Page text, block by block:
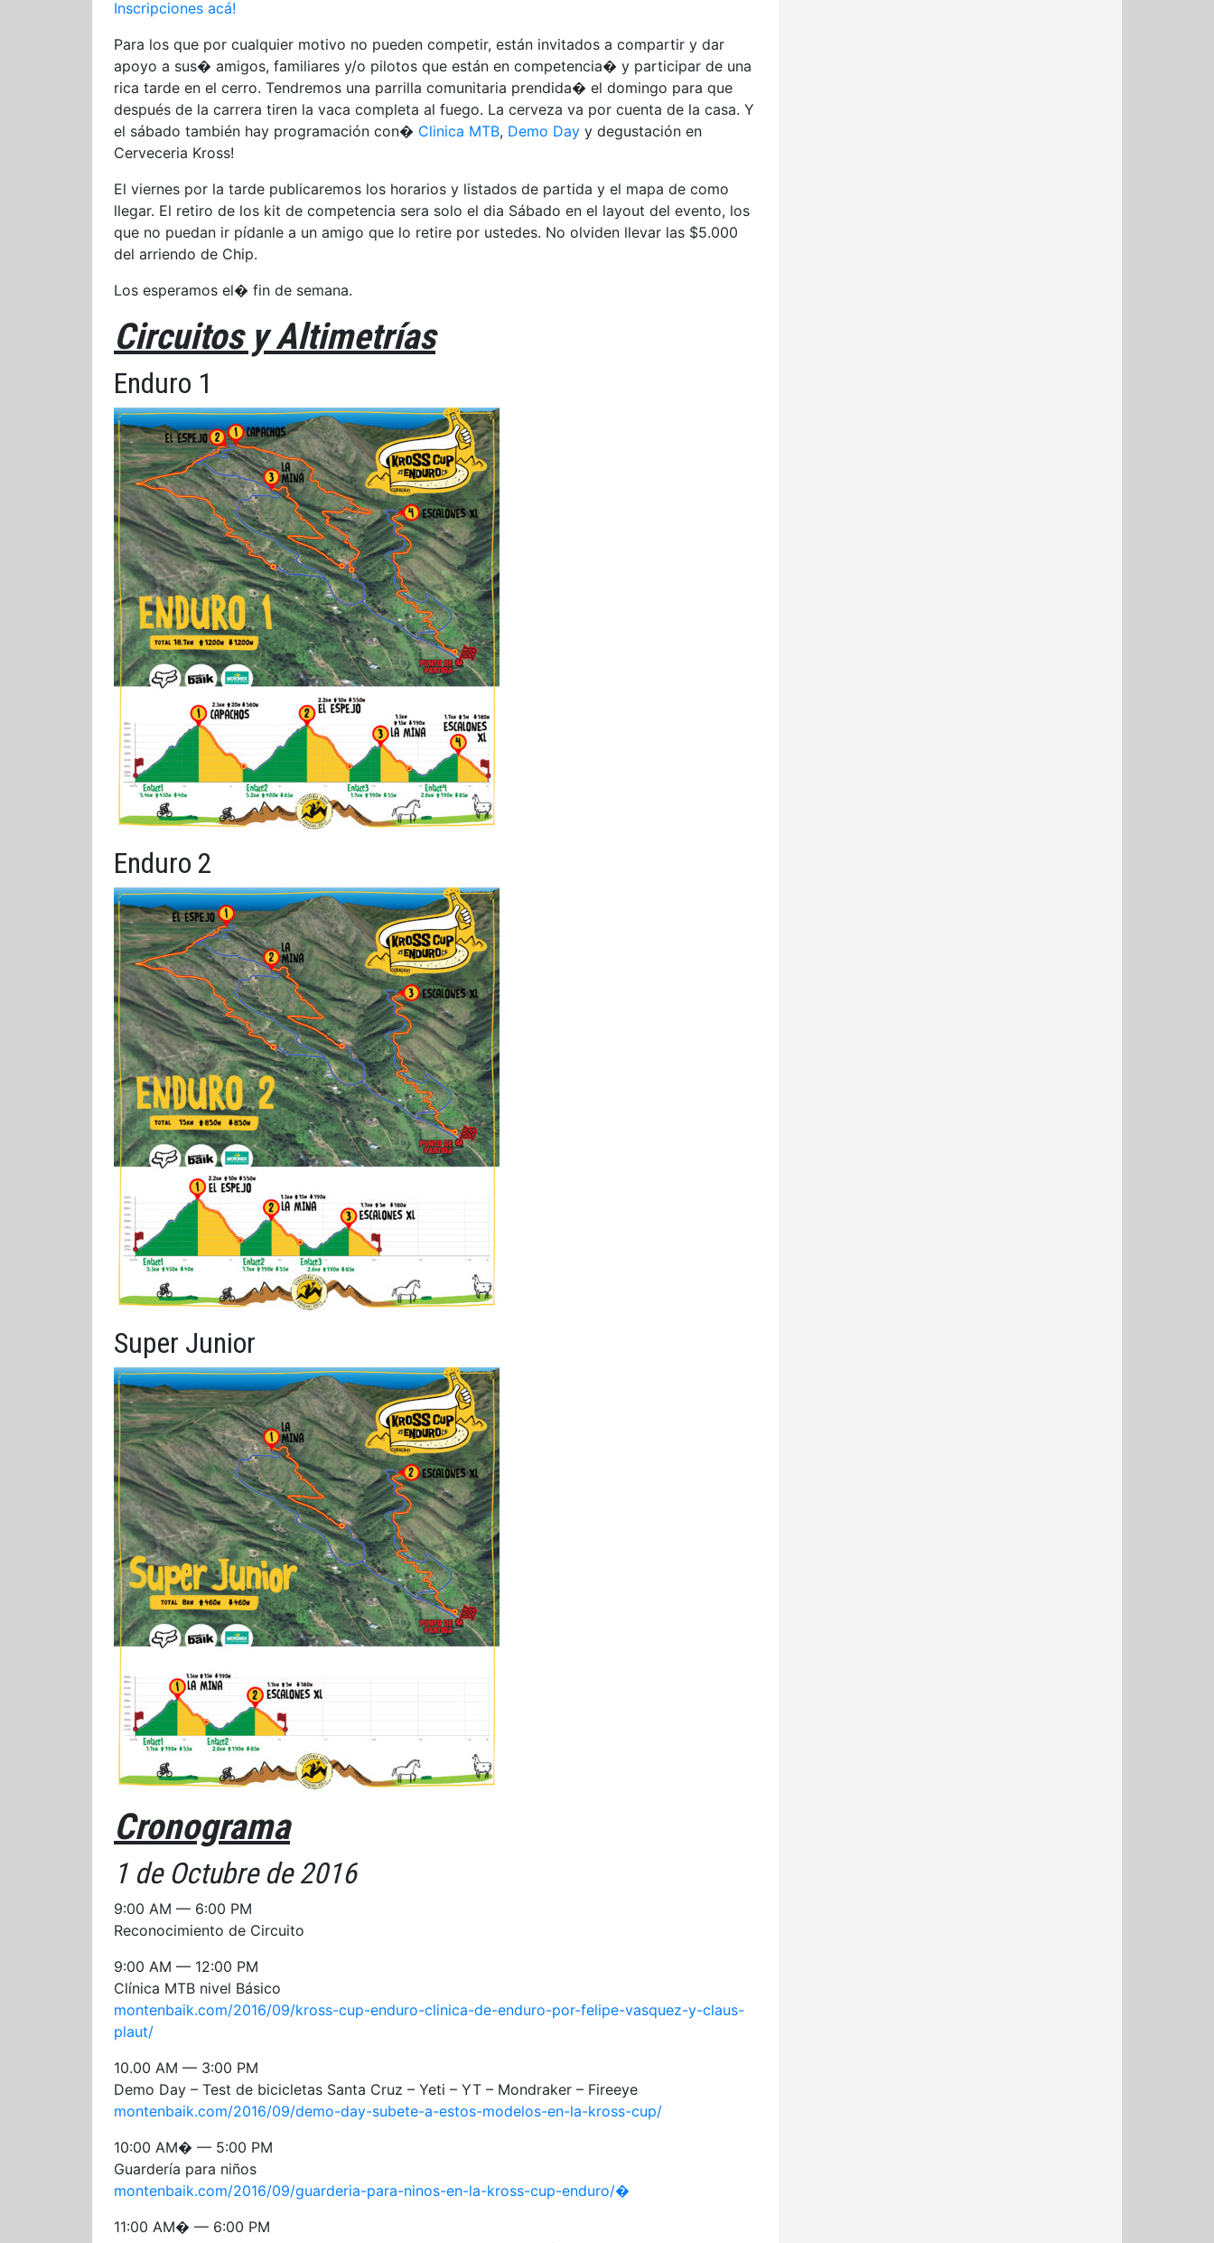
Inscripciones acá!
Para los que por cualquier motivo no pueden competir, están invitados a compartir y dar
apoyo a sus� amigos, familiares y/o pilotos que están en competencia� y participar de una
rica tarde en el cerro. Tendremos una parrilla comunitaria prendida� el domingo para que
después de la carrera tiren la vaca completa al fuego. La cerveza va por cuenta de la casa. Y
el sábado también hay programación con� Clinica MTB, Demo Day y degustación en
Cerveceria Kross!
El viernes por la tarde publicaremos los horarios y listados de partida y el mapa de como
llegar. El retiro de los kit de competencia sera solo el dia Sábado en el layout del evento, los
que no puedan ir pídanle a un amigo que lo retire por ustedes. No olviden llevar las $5.000
del arriendo de Chip.
Los esperamos el� fin de semana.
Circuitos y Altimetrías
Enduro 1
Enduro 2
Super Junior
Cronograma
1 de Octubre de 2016
9:00 AM — 6:00 PM
Reconocimiento de Circuito
9:00 AM — 12:00 PM
Clínica MTB nivel Básico
montenbaik.com/2016/09/kross-cup-enduro-clinica-de-enduro-por-felipe-vasquez-y-claus-
plaut/
10.00 AM — 3:00 PM
Demo Day – Test de bicicletas Santa Cruz – Yeti – YT – Mondraker – Fireeye
montenbaik.com/2016/09/demo-day-subete-a-estos-modelos-en-la-kross-cup/
10:00 AM� — 5:00 PM
Guardería para niños
montenbaik.com/2016/09/guarderia-para-ninos-en-la-kross-cup-enduro/�
11:00 AM� — 6:00 PM